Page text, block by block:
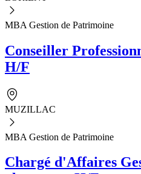
MBA Gestion de Patrimoine
Conseiller
H/F
MUZILLAC
MBA Gestion de Patrimoine
Chargé d'Affaires